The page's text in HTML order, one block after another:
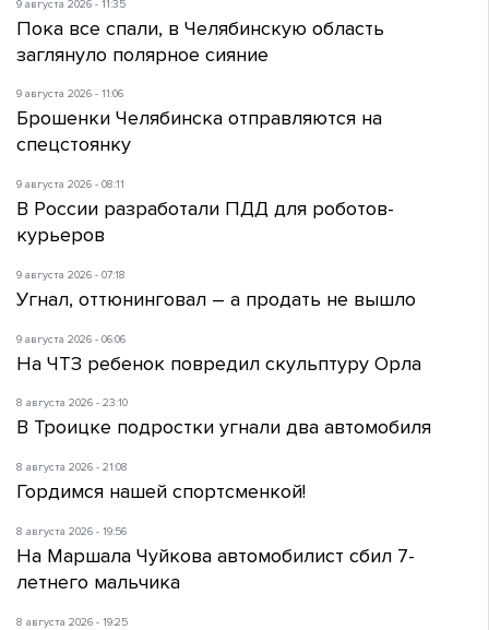
9 августа 2026 - 11:35
Пока все спали, в Челябинскую область
заглянуло полярное сияние
9 августа 2026 - 11:06
Брошенки Челябинска отправляются на
спецстоянку
9 августа 2026 - 08:11
В России разработали ПДД для роботов-
курьеров
9 августа 2026 - 07:18
Угнал, оттюнинговал – а продать не вышло
9 августа 2026 - 06:06
На ЧТЗ ребенок повредил скульптуру Орла
8 августа 2026 - 23:10
В Троицке подростки угнали два автомобиля
8 августа 2026 - 21:08
Гордимся нашей спортсменкой!
8 августа 2026 - 19:56
На Маршала Чуйкова автомобилист сбил 7-
летнего мальчика
8 августа 2026 - 19:25